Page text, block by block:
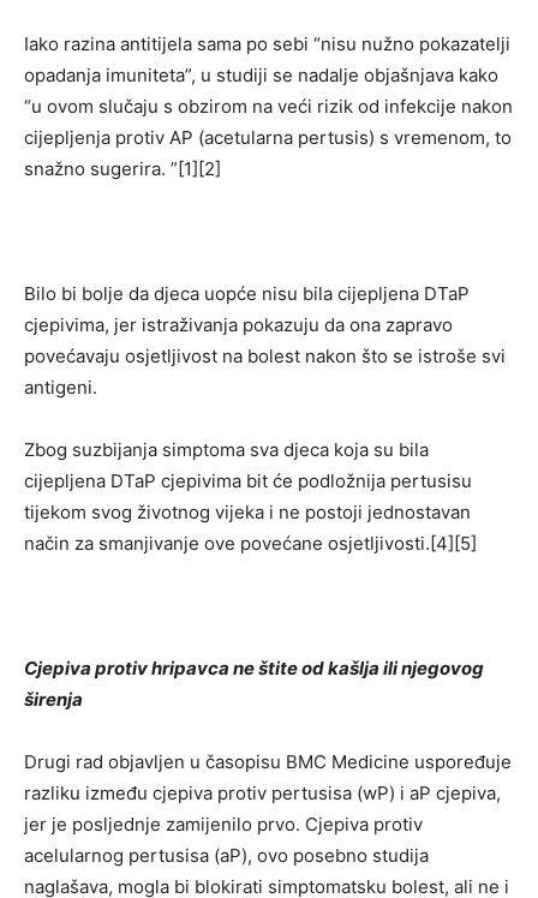
Iako razina antitijela sama po sebi “nisu nužno pokazatelji
opadanja imuniteta”, u studiji se nadalje objašnjava kako
“u ovom slučaju s obzirom na veći rizik od infekcije nakon
cijepljenja protiv AP (acetularna pertusis) s vremenom, to
snažno sugerira. ”[1][2]
Bilo bi bolje da djeca uopće nisu bila cijepljena DTaP
cjepivima, jer istraživanja pokazuju da ona zapravo
povećavaju osjetljivost na bolest nakon što se istroše svi
antigeni.
Zbog suzbijanja simptoma sva djeca koja su bila
cijepljena DTaP cjepivima bit će podložnija pertusisu
tijekom svog životnog vijeka i ne postoji jednostavan
način za smanjivanje ove povećane osjetljivosti.[4][5]
Cjepiva protiv hripavca ne štite od kašlja ili njegovog
širenja
Drugi rad objavljen u časopisu BMC Medicine uspoređuje
razliku između cjepiva protiv pertusisa (wP) i aP cjepiva,
jer je posljednje zamijenilo prvo. Cjepiva protiv
acelularnog pertusisa (aP), ovo posebno studija
naglašava, mogla bi blokirati simptomatsku bolest, ali ne i